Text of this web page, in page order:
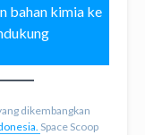
bahan kimia ke
dikembangkan
Space Scoop